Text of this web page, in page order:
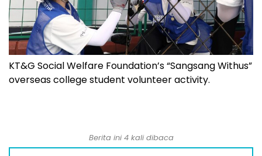
KT&G Social Welfare Foundation’s “Sangsang Withus”
overseas college student volunteer activity.
Berita ini 4 kali dibaca